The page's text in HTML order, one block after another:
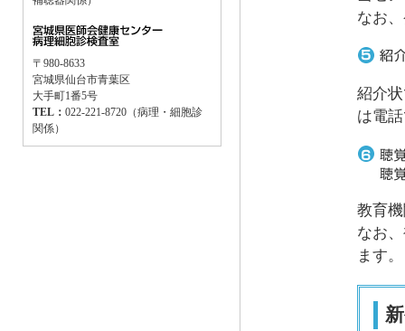
〒980-8633
宮城県仙台市青葉区
大手町1番5号
TEL： 022-221-8720（病理・細胞診
関係）
なお
紹介
は電
教育
なお
ます。